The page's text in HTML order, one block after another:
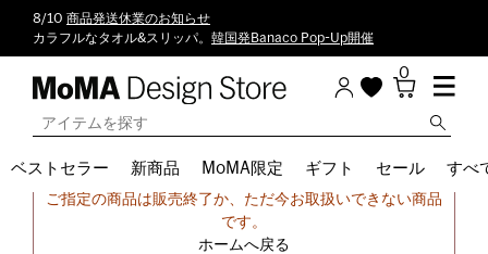
8/10 商品発送休業のお知らせ
カラフルなタオル&スリッパ。 韓国発Banaco Pop-Up開催
0
ベストセラー 新商品 MoMA限定 ギフト セール すべ
申し訳ございません。
ご指定の商品は販売終了か、ただ今お取扱いできない商品
です。
ホームへ戻る